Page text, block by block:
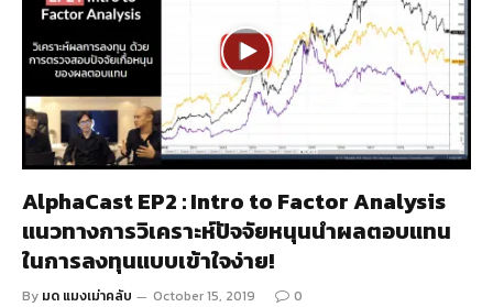
AlphaCast EP2 : Intro to Factor Analysis
แนวทางการวิเคราะห์ปัจจัยหนุนนำผลตอบแทน
ในการลงทุนแบบเข้าใจง่าย!
By มด แมงเม่าคลับ October 15, 2019 0